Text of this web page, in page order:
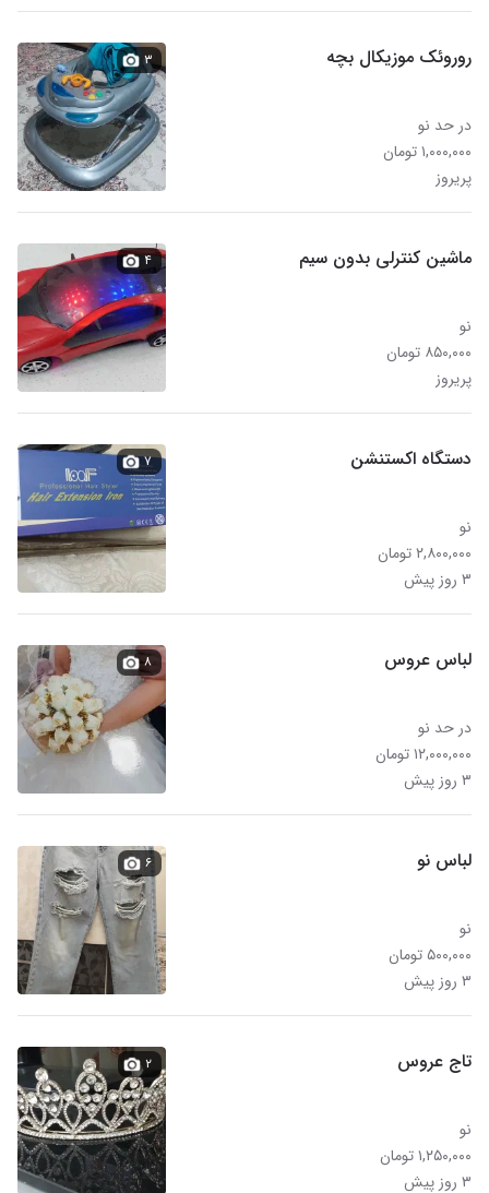
روروئک موزیکال بچه
در حد نو
۱,۰۰۰,۰۰۰ تومان
پریروز
۳
ماشین کنترلی بدون سیم
نو
۸۵۰,۰۰۰ تومان
پریروز
۴
دستگاه اکستنشن
نو
۲,۸۰۰,۰۰۰ تومان
۳ روز پیش
۷
لباس عروس
در حد نو
۱۲,۰۰۰,۰۰۰ تومان
۳ روز پیش
۸
لباس نو
نو
۵۰۰,۰۰۰ تومان
۳ روز پیش
۶
تاج عروس
نو
۱,۲۵۰,۰۰۰ تومان
۳ روز پیش
۲